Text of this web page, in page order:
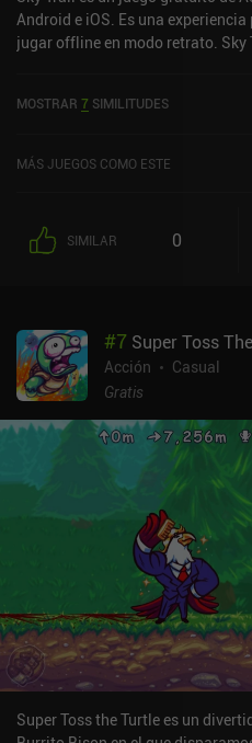
Android e iOS. Es una
jugar offline en modo retrato. Sky
MOSTRAR 7 SIMILITUDES
MÁS JUEGOS COMO ESTE
SIMILAR 0
#7 Suрer Toss
Acción
Casual
Gratis
Super Toss the Turtle es un